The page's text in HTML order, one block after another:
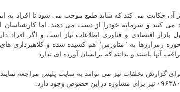
آن حکایت می کند که شاید طمع موجب می شود تا افراد به
می کنند و سرمایه خودرا از دست می دهند. اما کارشناسان
بازار اقتصادی و فناوری اطلاعات نیاز است و اگر
رمزارزها به "متاورس" هم کشیده شده و کلاهبرداری
آنها باشند و بدانند که برایشان آورده ای ندارد.